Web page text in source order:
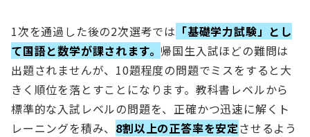
1次を通過した後の2次選考では 「基礎学力試験」とし
て国語と数学が課されます。 帰国生入試ほどの難問は
出題されませんが、10題程度の問題でミスをすると大
きく順位を落とすことになります。教科書レベルから
標準的な入試レベルの問題を、正確かつ迅速に解くト
レーニングを積み、 8割以上の正答率を安定させるよう